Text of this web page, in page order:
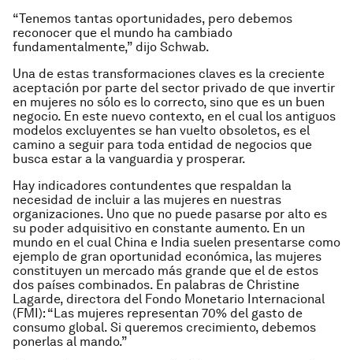
“Tenemos tantas oportunidades, pero debemos
reconocer que el mundo ha cambiado
fundamentalmente,” dijo Schwab.
Una de estas transformaciones claves es la creciente
aceptación por parte del sector privado de que invertir
en mujeres no sólo es lo correcto, sino que es un buen
negocio. En este nuevo contexto, en el cual los antiguos
modelos excluyentes se han vuelto obsoletos, es el
camino a seguir para toda entidad de negocios que
busca estar a la vanguardia y prosperar.
Hay indicadores contundentes que respaldan la
necesidad de incluir a las mujeres en nuestras
organizaciones. Uno que no puede pasarse por alto es
su poder adquisitivo en constante aumento. En un
mundo en el cual China e India suelen presentarse como
ejemplo de gran oportunidad económica, las mujeres
constituyen un mercado más grande que el de estos
dos países combinados. En palabras de Christine
Lagarde, directora del Fondo Monetario Internacional
(FMI): “Las mujeres representan 70% del gasto de
consumo global. Si queremos crecimiento, debemos
ponerlas al mando.”